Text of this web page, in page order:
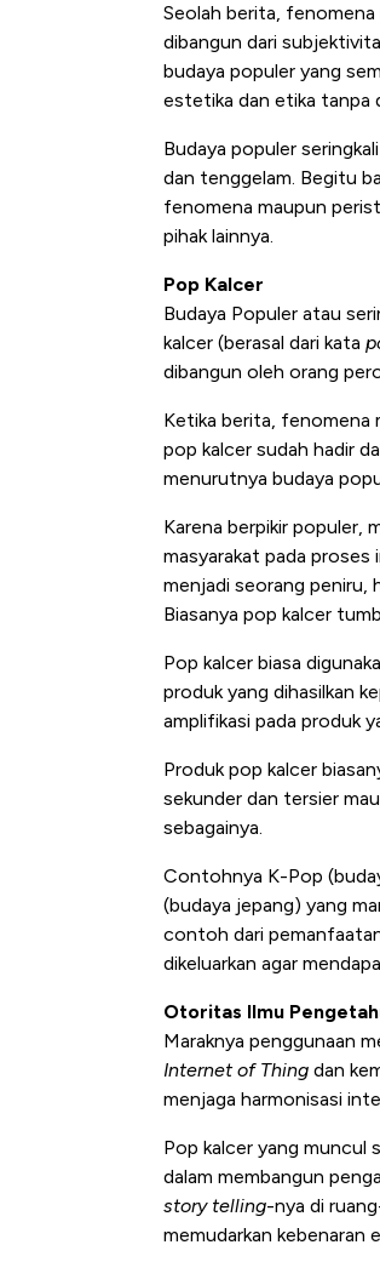
Seolah berita,
dibangun dari
budaya populer yang
estetika dan etika tanpa
Budaya populer
dan tenggelam. Begitu
fenomena maupun
pihak lainnya.
Pop Kalcer
Budaya Populer atau
kalcer (berasal dari kata
dibangun oleh orang
Ketika berita, fenomena
pop kalcer sudah hadir
menurutnya budaya
Karena berpikir populer,
masyarakat pada proses
menjadi seorang peniru,
Biasanya pop kalcer
Pop kalcer biasa
produk yang dihasilkan
amplifikasi pada produk
Produk pop kalcer
sekunder dan tersier
sebagainya.
Contohnya K-Pop
(budaya jepang) yang
contoh dari
dikeluarkan agar
Otoritas Ilmu
Maraknya penggunaan
Internet of Thing dan
menjaga harmonisasi
Pop kalcer yang muncul
dalam membangun
story telling-nya di
memudarkan kebenaran